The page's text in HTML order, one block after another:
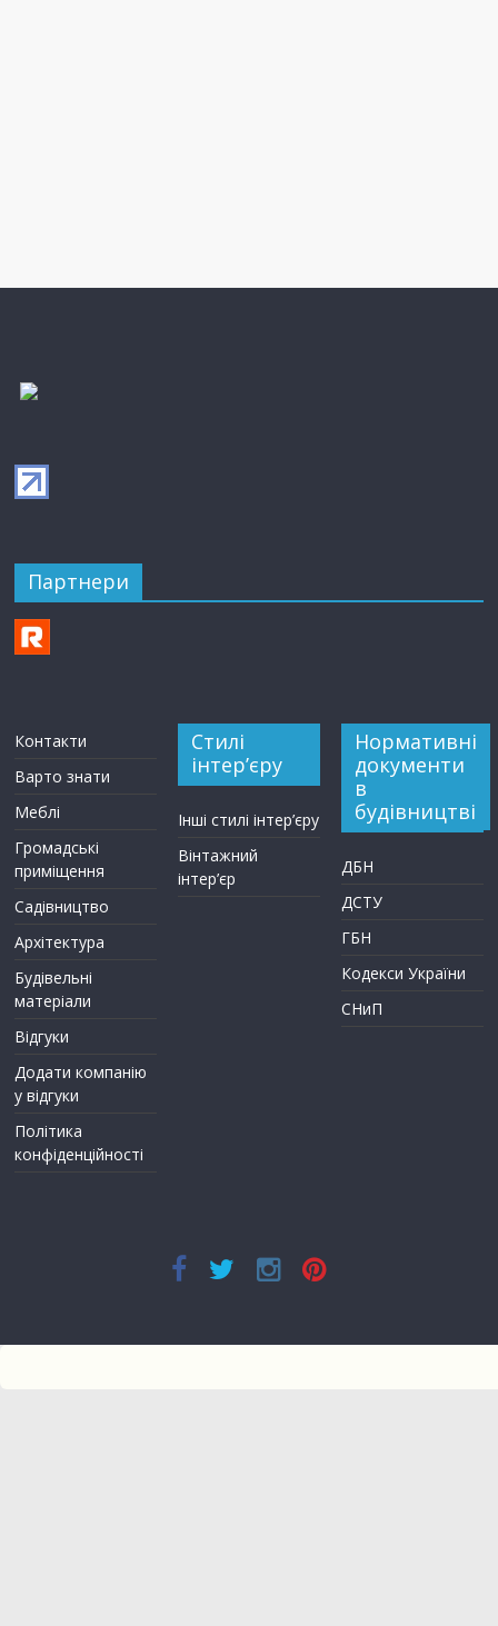
Партнери
Контакти
Варто знати
Меблі
Громадські
приміщення
Садівництво
Архітектура
Будівельні
матеріали
Відгуки
Додати компанію
у відгуки
Політика
конфіденційності
Стилі
інтер’єру
Інші стилі інтер’єру
Вінтажний
інтер’єр
Нормативні
документи
в
будівництві
ДБН
ДСТУ
ГБН
Кодекси України
СНиП